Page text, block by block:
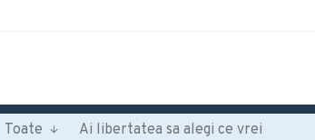
Toate